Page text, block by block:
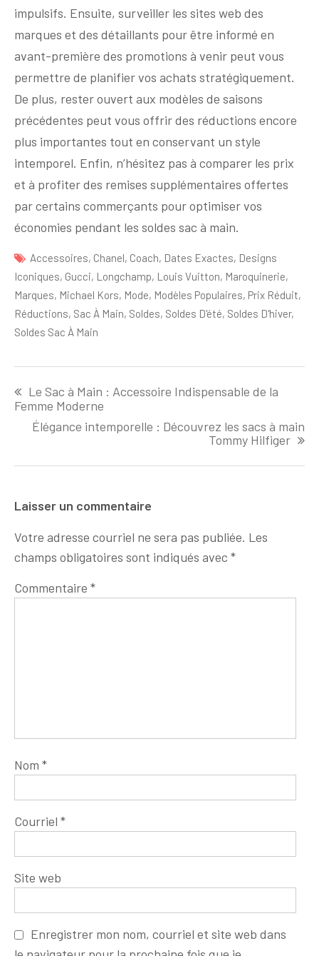
impulsifs. Ensuite, surveiller les sites web des
marques et des détaillants pour être informé en
avant-première des promotions à venir peut vous
permettre de planifier vos achats stratégiquement.
De plus, rester ouvert aux modèles de saisons
précédentes peut vous offrir des réductions encore
plus importantes tout en conservant un style
intemporel. Enfin, n’hésitez pas à comparer les prix
et à profiter des remises supplémentaires offertes
par certains commerçants pour optimiser vos
économies pendant les soldes sac à main.
Accessoires, Chanel, Coach, Dates Exactes, Designs
Iconiques, Gucci, Longchamp, Louis Vuitton, Maroquinerie,
Marques, Michael Kors, Mode, Modèles Populaires, Prix Réduit,
Réductions, Sac À Main, Soldes, Soldes D'été, Soldes D'hiver,
Soldes Sac À Main
de
l'article
Le Sac à Main : Accessoire Indispensable de la
Femme Moderne
Élégance intemporelle : Découvrez les sacs à main
Tommy Hilfiger
Laisser un commentaire
Votre adresse courriel ne sera pas publiée. Les
champs obligatoires sont indiqués avec *
Commentaire *
Nom *
Courriel *
Site web
Enregistrer mon nom, courriel et site web dans